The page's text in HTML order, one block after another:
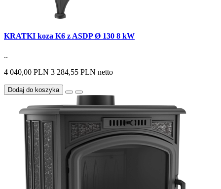
KRATKI koza K6 z ASDP Ø 130 8 kW
..
4 040,00 PLN 3 284,55 PLN netto
Dodaj do koszyka